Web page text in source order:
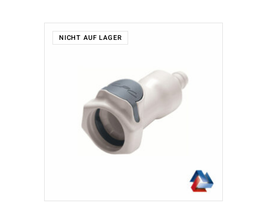
NICHT AUF LAGER
WEITERLESEN